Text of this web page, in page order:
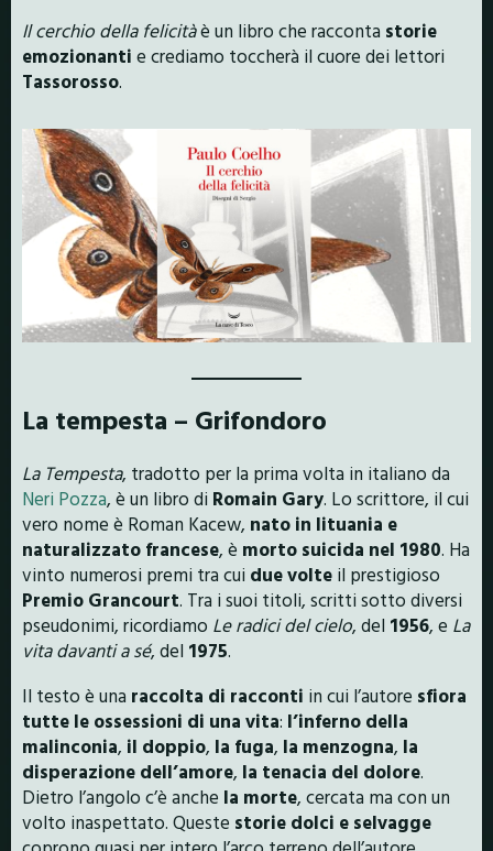
Il cerchio della felicitàè un libro che racconta storie
emozionanti e crediamo toccherà il cuore dei lettori
Tassorosso.
La tempesta – Grifondoro
La Tempesta, tradotto per la prima volta in italiano da
Neri Pozza, è un libro di Romain Gary. Lo scrittore, il cui
vero nome è Roman Kacew, nato in lituania e
naturalizzato francese, è morto suicida nel 1980. Ha
vinto numerosi premi tra cui due volte il prestigioso
Premio Grancourt. Tra i suoi titoli, scritti sotto diversi
pseudonimi, ricordiamo Le radici del cielo, del 1956, e La
vita davanti a sé, del 1975.
Il testo è una raccolta di racconti in cui l’autore sfiora
tutte le ossessioni di una vita: l’inferno della
malinconia, il doppio, la fuga, la menzogna, la
disperazione dell’amore, la tenacia del dolore.
Dietro l’angolo c’è anche la morte, cercata ma con un
volto inaspettato. Queste storie dolci e selvagge